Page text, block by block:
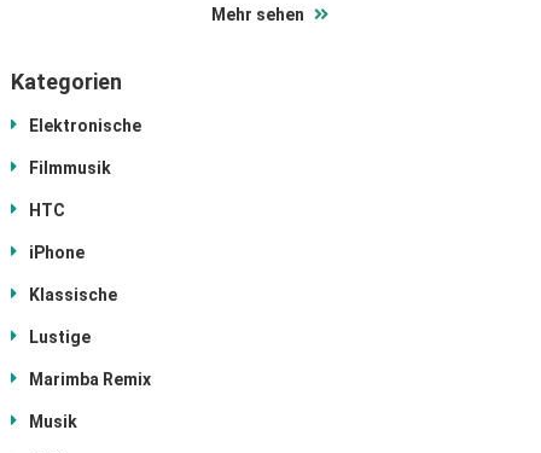
Mehr sehen
Kategorien
Elektronische
Filmmusik
HTC
iPhone
Klassische
Lustige
Marimba Remix
Musik